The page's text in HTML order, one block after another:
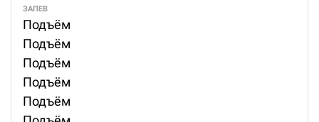
ЗАПЕВ
Подъём
Подъём
Подъём
Подъём
Подъём